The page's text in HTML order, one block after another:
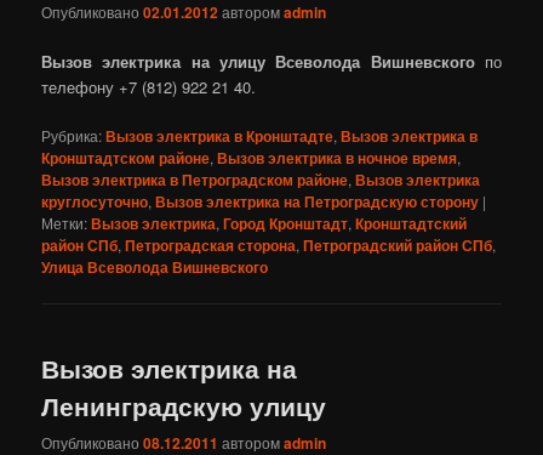
Опубликовано02.01.2012авторомadmin
Вызов электрика на улицу Всеволода Вишневскогопо
телефону +7 (812) 922 21 40.
Рубрика:Вызов электрика в Кронштадте,Вызов электрика в
Кронштадтском районе,Вызов электрика в ночное время,
Вызов электрика в Петроградском районе,Вызов электрика
круглосуточно,Вызов электрика на Петроградскую сторону |
Метки:Вызов электрика,Город Кронштадт,Кронштадтский
район СПб,Петроградская сторона,Петроградский район СПб,
Улица Всеволода Вишневского
Вызов электрика на
Ленинградскую улицу
Опубликовано08.12.2011 авторомadmin